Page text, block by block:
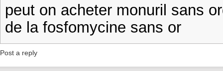
peut on acheter monuril sans
de la fosfomycine sans or
Post a reply